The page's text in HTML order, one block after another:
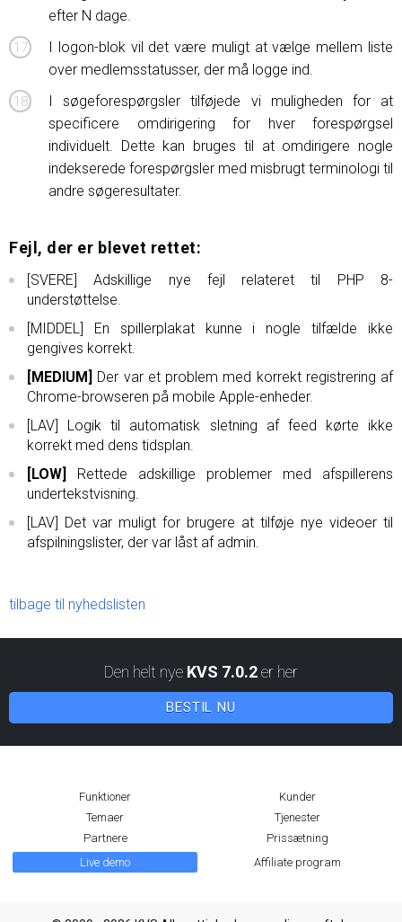
efter N dage.
I logon-blok vil det være muligt at vælge mellem liste
over medlemsstatusser, der må logge ind.
I søgeforespørgsler tilføjede vi muligheden for at
specificere omdirigering for hver forespørgsel
individuelt. Dette kan bruges til at omdirigere nogle
indekserede forespørgsler med misbrugt terminologi til
andre søgeresultater.
Fejl, der er blevet rettet:
[SVERE] Adskillige nye fejl relateret til PHP 8-
understøttelse.
[MIDDEL] En spillerplakat kunne i nogle tilfælde ikke
gengives korrekt.
[MEDIUM] Der var et problem med korrekt registrering af
Chrome-browseren på mobile Apple-enheder.
[LAV] Logik til automatisk sletning af feed kørte ikke
korrekt med dens tidsplan.
[LOW]
Rettede adskillige problemer med afspillerens
undertekstvisning.
[LAV] Det var muligt for brugere at tilføje nye videoer til
afspilningslister, der var låst af admin.
tilbage til nyhedslisten
Den helt nye KVS 7.0.2er her
BESTIL NU
Funktioner
Kunder
Temaer
Tjenester
Partnere
Prissætning
Live demo
Affiliate program